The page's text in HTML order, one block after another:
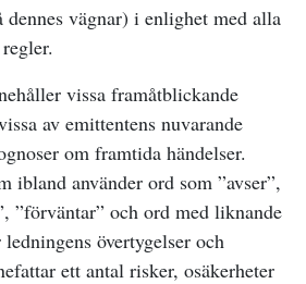
dennes vägnar) i enlighet med alla
vissa framåtblickande
av emittentens nuvarande
om framtida händelser.
ibland använder ord som ”avser”,
”förväntar” och ord med liknande
övertygelser och
ett antal risker, osäkerheter